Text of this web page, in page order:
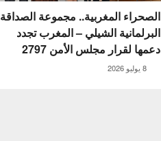
الصحراء المغربية.. مجموعة الصداقة
البرلمانية الشيلي – المغرب تجدد
دعمها لقرار مجلس الأمن 2797
8 يوليو 2026